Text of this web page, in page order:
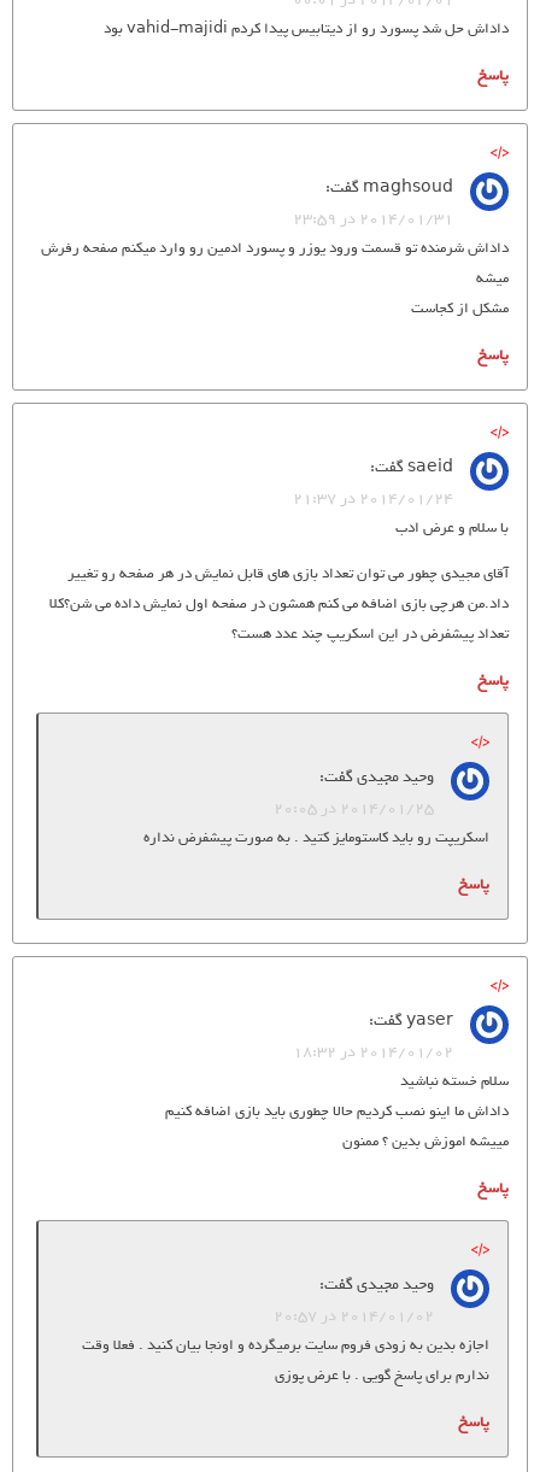
داداش حل شد پسورد رو از دیتابیس پیدا کردم vahid-majidi بود
پاسخ
maghsoudگفت:
2014/01/31 در 23:59
داداش شرمنده تو قسمت ورود یوزر و پسورد ادمین رو وارد میکنم صفحه رفرش
میشه
مشکل از کجاست
پاسخ
saeidگفت:
2014/01/24 در 21:37
با سلام و عرض ادب
آقای مجیدی چطور می توان تعداد بازی های قابل نمایش در هر صفحه رو تغییر
داد.من هرچی بازی اضافه می کنم همشون در صفحه اول نمایش داده می شن؟کلا
تعداد پیشفرض در این اسکریپ چند عدد هست؟
پاسخ
وحید مجیدیگفت:
2014/01/25 در 20:05
اسکریپت رو باید کاستومایز کتید . به صورت پیشفرض نداره
پاسخ
yaserگفت:
2014/01/02 در 18:32
سلام خسته نباشید
داداش ما اینو نصب کردیم حالا چطوری باید بازی اضافه کنیم
مییشه اموزش بدین ؟ ممنون
پاسخ
وحید مجیدیگفت:
2014/01/02 در 20:57
اجازه بدین به زودی فروم سایت برمیگرده و اونجا بیان کنید . فعلا وقت
ندارم برای پاسخ گویی . با عرض پوزی
پاسخ